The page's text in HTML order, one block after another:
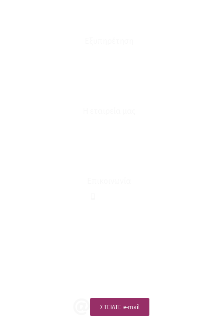
ΣΤΕΙΛΤΕ e-mail